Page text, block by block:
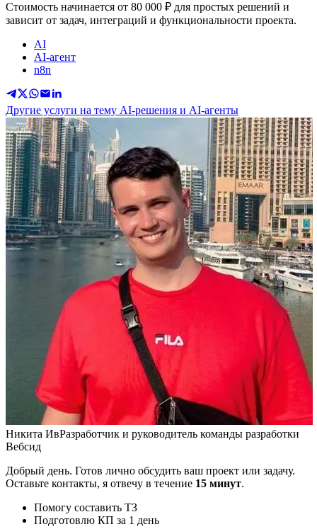
Стоимость начинается от 80 000 ₽ для простых решений и
зависит от задач, интеграций и функциональности проекта.
AI
AI-агент
n8n
Другие услуги на тему AI-решения и AI-агенты
Никита ИвРазработчик и руководитель команды разработки
Вебсид
Добрый день. Готов лично обсудить ваш проект или задачу.
Оставьте контакты, я отвечу в течение 15 минут.
Помогу составить ТЗ
Подготовлю КП за 1 день